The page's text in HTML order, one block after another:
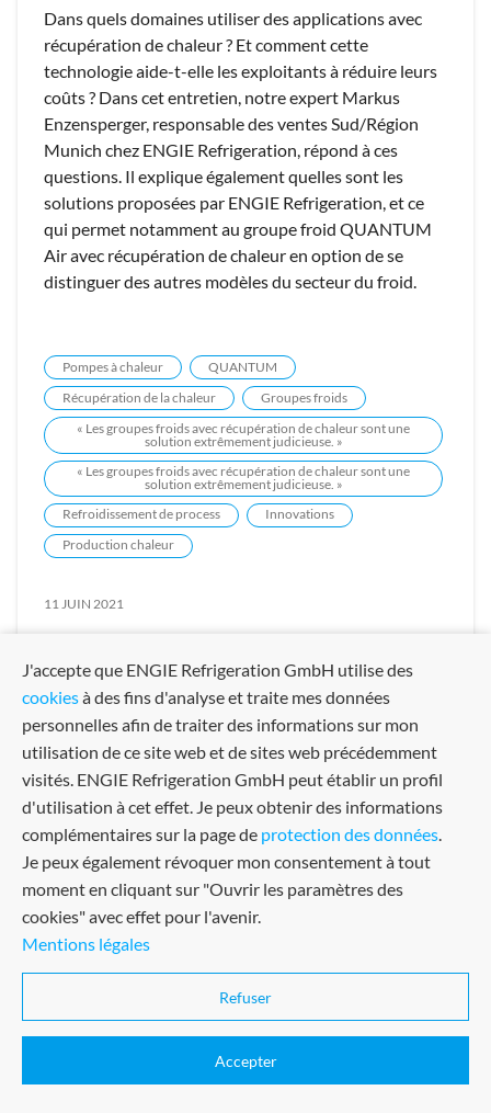
Dans quels domaines utiliser des applications avec
récupération de chaleur ? Et comment cette
technologie aide-t-elle les exploitants à réduire leurs
coûts ? Dans cet entretien, notre expert Markus
Enzensperger, responsable des ventes Sud/Région
Munich chez ENGIE Refrigeration, répond à ces
questions. Il explique également quelles sont les
solutions proposées par ENGIE Refrigeration, et ce
qui permet notamment au groupe froid QUANTUM
Air avec récupération de chaleur en option de se
distinguer des autres modèles du secteur du froid.
Pompes à chaleur
QUANTUM
Récupération de la chaleur
Groupes froids
« Les groupes froids avec récupération de chaleur sont une
solution extrêmement judicieuse. »
« Les groupes froids avec récupération de chaleur sont une
solution extrêmement judicieuse. »
Refroidissement de process
Innovations
Production chaleur
11 JUIN 2021
Conditions générales de vente
domaines
J'accepte que ENGIE Refrigeration GmbH utilise des
cookiesà des fins d'analyse et traite mes données
personnelles afin de traiter des informations sur mon
utilisation de ce site web et de sites web précédemment
visités. ENGIE Refrigeration GmbH peut établir un profil
d'utilisation à cet effet. Je peux obtenir des informations
complémentaires sur la page de protection des données.
Je peux également révoquer mon consentement à tout
moment en cliquant sur "Ouvrir les paramètres des
cookies" avec effet pour l'avenir.
Mentions légales
Refuser
Accepter